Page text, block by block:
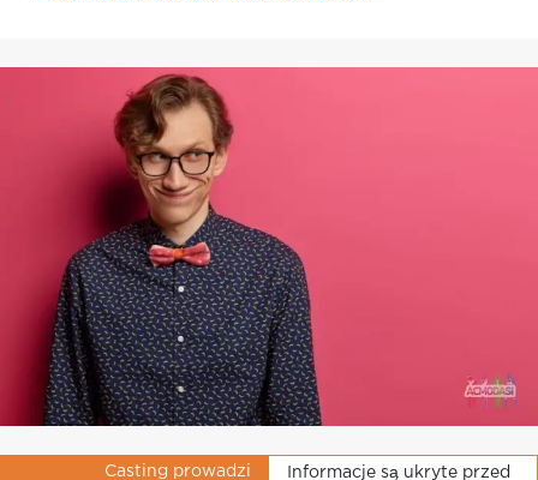
Casting prowadzi
Informacje są ukryte przed